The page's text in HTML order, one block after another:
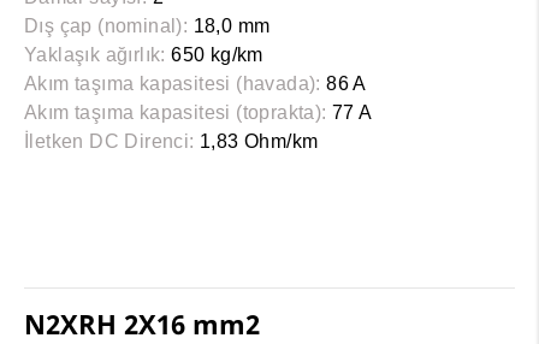
Dış çap (nominal): 18,0 mm
Yaklaşık ağırlık: 650 kg/km
Akım taşıma kapasitesi (havada): 86 A
Akım taşıma kapasitesi (toprakta): 77 A
İletken DC Direnci: 1,83 Ohm/km
N2XRH 2X16 mm2